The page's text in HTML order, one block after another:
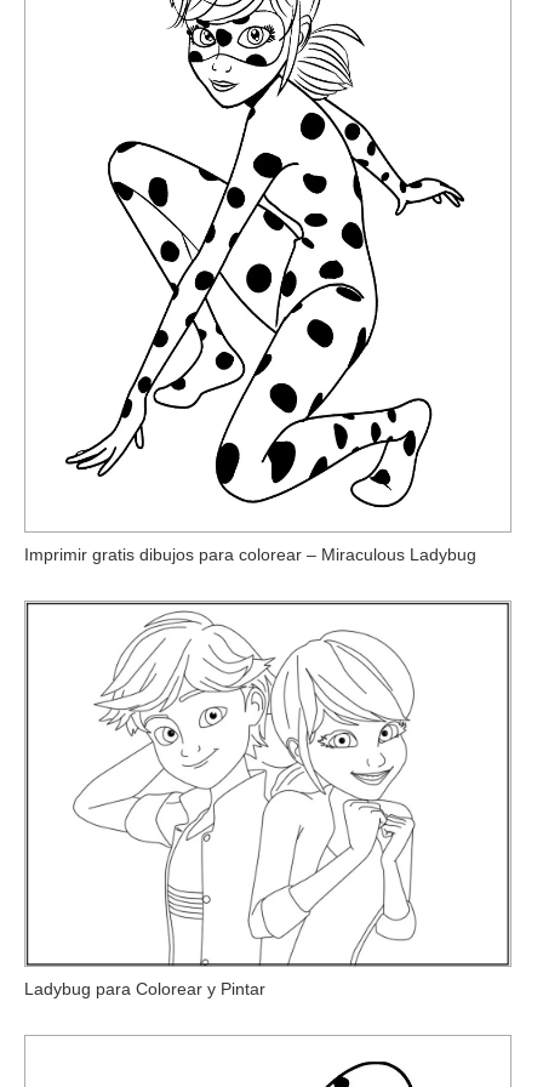
Imprimir gratis dibujos para colorear – Miraculous Ladybug
Ladybug para Colorear y Pintar